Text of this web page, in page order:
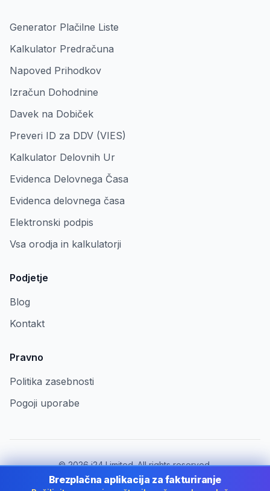
Generator Plačilne Liste
Kalkulator Predračuna
Napoved Prihodkov
Izračun Dohodnine
Davek na Dobiček
Preveri ID za DDV (VIES)
Kalkulator Delovnih Ur
Evidenca Delovnega Časa
Evidenca delovnega časa
Elektronski podpis
Vsa orodja in kalkulatorji
Podjetje
Blog
Kontakt
Pravno
Politika zasebnosti
Pogoji uporabe
©2026i24 Limited. All rights reserved.
Za podjetja v Slovenia
Brezplačna aplikacija za fakturiranje